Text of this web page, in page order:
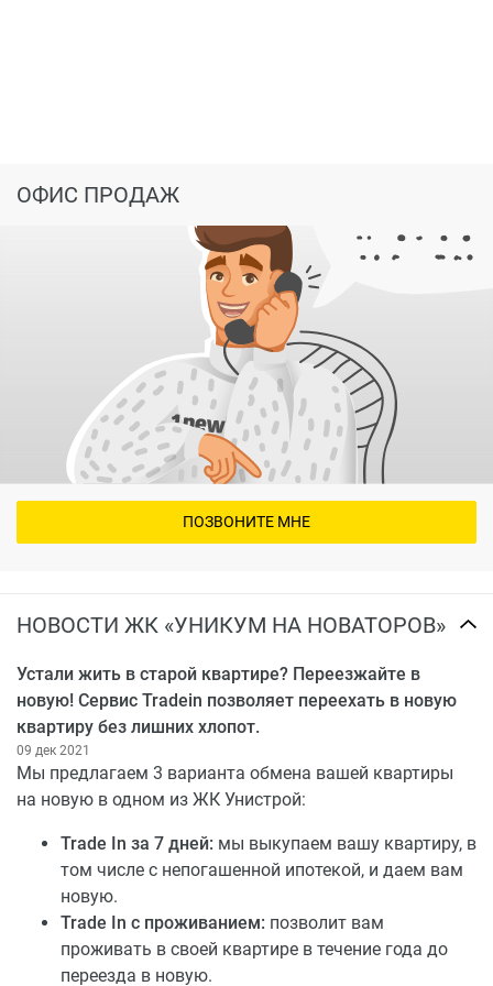
На автомобиле или общественном транспорте жители
могут добраться до торговых центров «Korston»,
Для удобства были предусмотрены 2 парковки на
территории. Первая – гостевая, с отдельным заездом
через ул. Дружба. Вторая – для жителей, – с
охраняемой огороженной территорией,
видеонаблюдением, зарядками для электрокаров и
заездом с ул. Новаторов.
НОВОСТИ ЖК «УНИКУМ НА НОВАТОРОВ»
Устали жить в старой квартире? Переезжайте в
новую! Сервис Tradein позволяет переехать в новую
квартиру без лишних хлопот.
09 дек 2021
Мы предлагаем 3 варианта обмена вашей квартиры
на новую в одном из ЖК Унистрой:
Trade In за 7 дней: мы выкупаем вашу квартиру, в
том числе с непогашенной ипотекой, и даем вам
новую.
Trade In с проживанием: позволит вам
проживать в своей квартире в течение года до
переезда в новую.
ОФИС ПРОДАЖ
ПОЗВОНИТЕ МНЕ